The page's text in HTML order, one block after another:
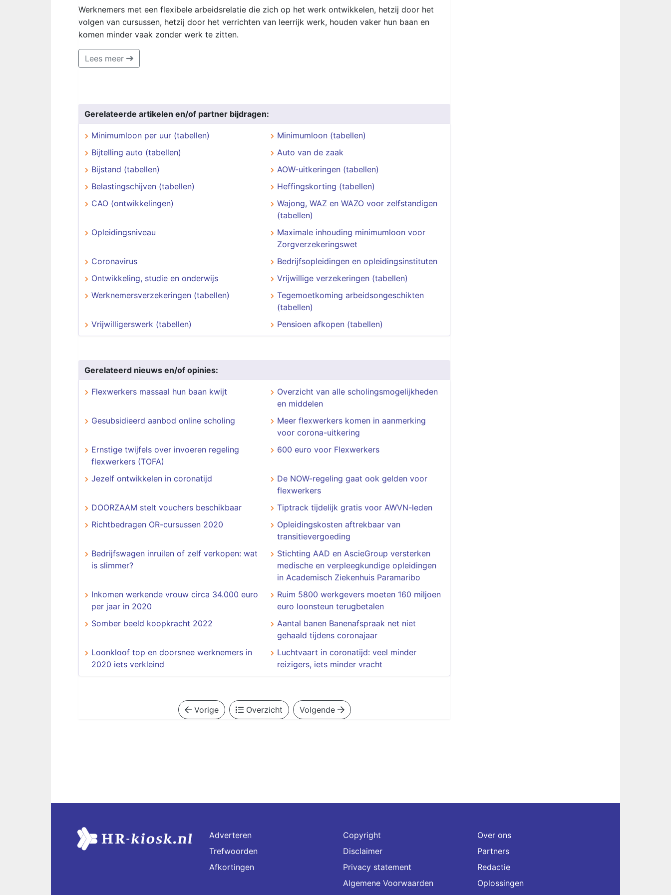
Werknemers met een flexibele arbeidsrelatie die zich op het werk ontwikkelen, hetzij door het
volgen van cursussen, hetzij door het verrichten van leerrijk werk, houden vaker hun baan en
komen minder vaak zonder werk te zitten.
Lees meer
Gerelateerde artikelen en/of partner bijdragen:
Minimumloon per uur (tabellen)
Minimumloon (tabellen)
Bijtelling auto (tabellen)
Auto van de zaak
Bijstand (tabellen)
AOW-uitkeringen (tabellen)
Belastingschijven (tabellen)
Heffingskorting (tabellen)
CAO (ontwikkelingen)
Wajong, WAZ en WAZO voor zelfstandigen
(tabellen)
Opleidingsniveau
Maximale inhouding minimumloon voor
Zorgverzekeringswet
Coronavirus
Bedrijfsopleidingen en opleidingsinstituten
Ontwikkeling, studie en onderwijs
Vrijwillige verzekeringen (tabellen)
Werknemersverzekeringen (tabellen)
Tegemoetkoming arbeidsongeschikten
(tabellen)
Vrijwilligerswerk (tabellen)
Pensioen afkopen (tabellen)
Gerelateerd nieuws en/of opinies:
Flexwerkers massaal hun baan kwijt
Overzicht van alle scholingsmogelijkheden
en middelen
Gesubsidieerd aanbod online scholing
Meer flexwerkers komen in aanmerking
voor corona-uitkering
Ernstige twijfels over invoeren regeling
flexwerkers (TOFA)
600 euro voor Flexwerkers
Jezelf ontwikkelen in coronatijd
De NOW-regeling gaat ook gelden voor
flexwerkers
DOORZAAM stelt vouchers beschikbaar
Tiptrack tijdelijk gratis voor AWVN-leden
Richtbedragen OR-cursussen 2020
Opleidingskosten aftrekbaar van
transitievergoeding
​​​​​​​Bedrijfswagen inruilen of zelf verkopen: wat
is slimmer?
Stichting AAD en AscieGroup versterken
medische en verpleegkundige opleidingen
in Academisch Ziekenhuis Paramaribo
Inkomen werkende vrouw circa 34.000 euro
per jaar in 2020
Ruim 5800 werkgevers moeten 160 miljoen
euro loonsteun terugbetalen
Somber beeld koopkracht 2022
Aantal banen Banenafspraak net niet
gehaald tijdens coronajaar
Loonkloof top en doorsnee werknemers in
2020 iets verkleind
Luchtvaart in coronatijd: veel minder
reizigers, iets minder vracht
Vorige Overzicht Volgende
Adverteren
Trefwoorden
Afkortingen
Copyright
Disclaimer
Privacy statement
Algemene Voorwaarden
Over ons
Partners
Redactie
Oplossingen